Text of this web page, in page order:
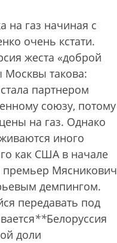
на газ начиная с
очень кстати.
жеста «доброй
Москвы такова:
партнером
союзу, потому
на газ. Однако
иного
как США в начале
премьер Мясникович
демпингом.
передавать под
**Белоруссия
доли